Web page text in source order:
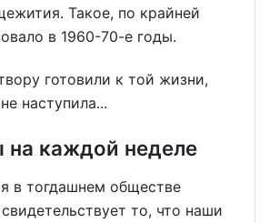
Такое, по крайней
в 1960-70-е годы.
готовили к той жизни,
наступила...
на каждой неделе
в тогдашнем обществе
то, что наши